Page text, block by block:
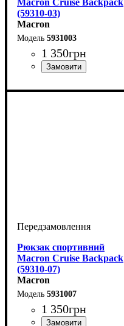
(59310-03)
Macron
5931003
1 350грн
Рюкзак спортивний
Macron Cruise Backpack
(59310-07)
Macron
5931007
1 350грн